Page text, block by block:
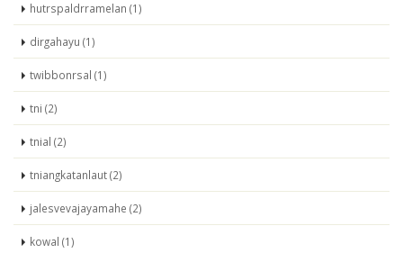
hutrspaldrramelan (1)
dirgahayu (1)
twibbonrsal (1)
tni (2)
tnial (2)
tniangkatanlaut (2)
jalesvevajayamahe (2)
kowal (1)